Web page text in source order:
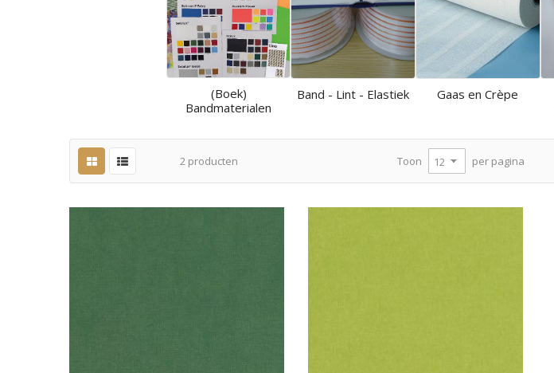
(Boek)
Bandmaterialen
Band - Lint - Elastiek Gaas en Crèpe
2 producten Toon per pagina